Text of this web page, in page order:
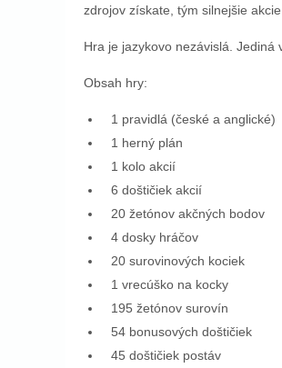
zdrojov získate, tým silnejšie
Hra je jazykovo nezávislá. Jediná
Obsah hry:
1 pravidlá (české a anglické)
1 herný plán
1 kolo akcií
6 doštičiek akcií
20 žetónov akčných bodov
4 dosky hráčov
20 surovinových kociek
1 vrecúško na kocky
195 žetónov surovín
54 bonusových doštičiek
45 doštičiek postáv